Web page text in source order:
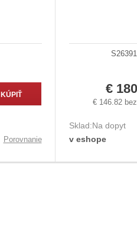
KÚPIŤ
Porovnanie
€
€ 146.82
Sklad:Na dopyt
v eshope